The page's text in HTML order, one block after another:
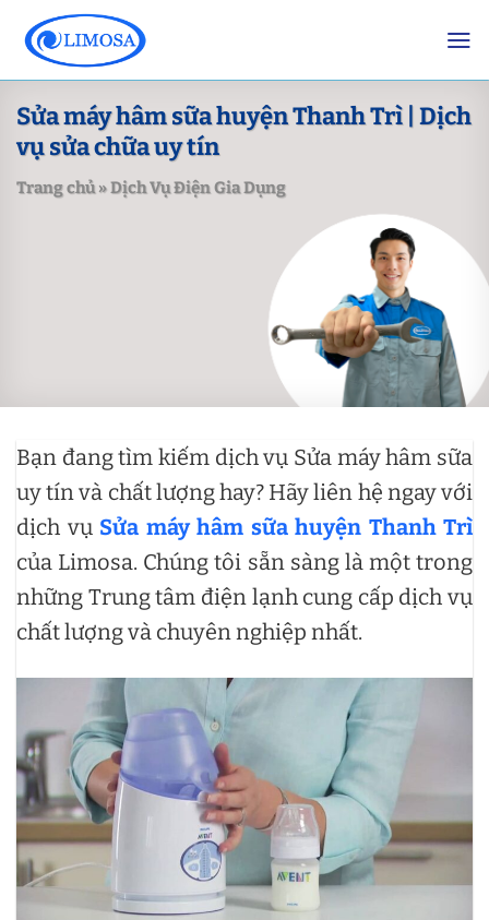
content
Sửa máy hâm sữa huyện Thanh Trì | Dịch
vụ sửa chữa uy tín
Trang chủ»Dịch Vụ Điện Gia Dụng
Bạn đang tìm kiếm dịch vụ Sửa máy hâm sữa
uy tín và chất lượng hay? Hãy liên hệ ngay với
dịch vụ Sửa máy hâm sữa huyện Thanh Trì
của Limosa. Chúng tôi sẵn sàng là một trong
những Trung tâm điện lạnh cung cấp dịch vụ
chất lượng và chuyên nghiệp nhất.